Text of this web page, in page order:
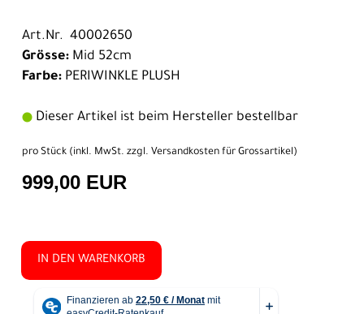
Art.Nr. 40002650
Grösse: Mid 52cm
Farbe: PERIWINKLE PLUSH
Dieser Artikel ist beim Hersteller bestellbar
pro Stück (inkl. MwSt. zzgl. Versandkosten für Grossartikel)
999,00 EUR
IN DEN WARENKORB